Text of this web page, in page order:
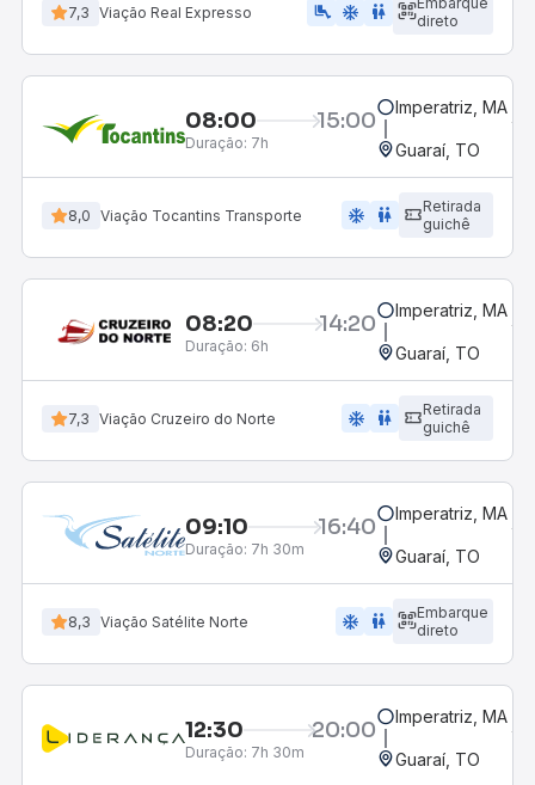
7,3 Viação Real Expresso airline_seat_legroom_extra ac_unit WC
direto
08:00 15:00
Duração: 7h
Imperatriz, MA
Guaraí, TO
8,0 Viação Tocantins Transporte ac_unit wc
Retirada
guichê
08:20 14:20
Duração: 6h
Imperatriz, MA
Guaraí, TO
7,3 Viação Cruzeiro do Norte ac_unit wc
Retirada
guichê
09:10 16:40
Duração: 7h 30m
Imperatriz, MA
Guaraí, TO
8,3 Viação Satélite Norte ac_unit wc
Embarque
direto
12:30 20:00
Duração: 7h 30m
Imperatriz, MA
Guaraí, TO